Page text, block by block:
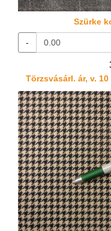
Szürke
-
Törzsvásárl. ár, v.